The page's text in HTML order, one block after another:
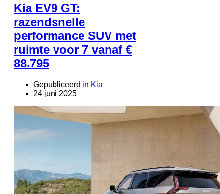
Kia EV9 GT:
razendsnelle
performance SUV met
ruimte voor 7 vanaf €
88.795
Gepubliceerd in Kia
24 juni 2025